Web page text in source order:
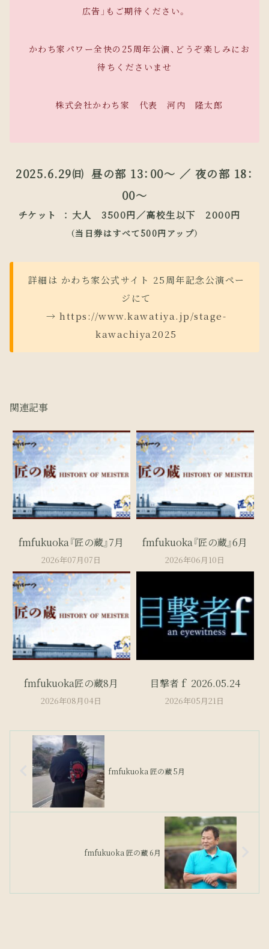
広告」もご期待ください。
かわち家パワー全快の25周年公演、どうぞ楽しみにお
待ちくださいませ
​ 株式会社かわち家 代表 河内 隆太郎
​2025.6.29㈰ 昼の部 13：00～ ／ 夜の部 18：
00～
チケット ： 大人 3500円／高校生以下 2000円 ​
（当日券はすべて500円アップ）
詳細は かわち家公式サイト 25周年記念公演ペー
ジにて
→ https://www.kawatiya.jp/stage-
kawachiya2025
関連記事
fmfukuoka『匠の蔵』7月
2026年07月07日
fmfukuoka『匠の蔵』6月
2026年06月10日
fmfukuoka匠の蔵8月
2026年08月04日
目撃者ｆ 2026.05.24
2026年05月21日
fmfukuoka 匠の蔵 5月
fmfukuoka 匠の蔵 6月